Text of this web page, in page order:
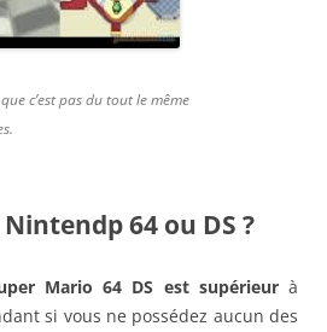
c’est pas du tout le même
64 ou DS ?
Mario 64 DS est supérieurà
si vous ne possédez aucun des